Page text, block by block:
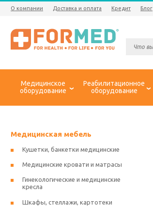
О компании Доставка и оплата Кредит Блог
Медицинское
оборудование
Реабилитационное
оборудование
Медицинская мебель
Кушетки, банкетки медицинские
Медицинские кровати и матрасы
Гинекологические и медицинские
кресла
Шкафы, стеллажи, картотеки